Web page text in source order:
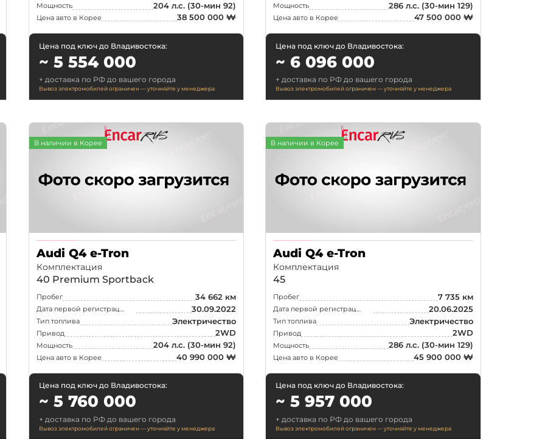
Мощность 204 л.с. (30-мин 92)
Цена авто в Корее 38 500 000 ₩
Цена под ключ до Владивостока:
~ 5 554 000
+ доставка по РФ до вашего города
Вывоз электромобилей ограничен — уточняйте у менеджера
Мощность 286 л.с. (30-мин 129)
Цена авто в Корее 47 500 000 ₩
Цена под ключ до Владивостока:
~ 6 096 000
+ доставка по РФ до вашего города
Вывоз электромобилей ограничен — уточняйте у менеджера
В наличии в Корее
Audi Q4 e-Tron
Комплектация
40 Premium Sportback
Пробег 34 662 км
Дата первой регистрации 30.09.2022
Тип топлива Электричество
Привод 2WD
Мощность 204 л.с. (30-мин 92)
Цена авто в Корее 40 990 000 ₩
Цена под ключ до Владивостока:
~ 5 760 000
+ доставка по РФ до вашего города
Вывоз электромобилей ограничен — уточняйте у менеджера
В наличии в Корее
Audi Q4 e-Tron
Комплектация
45
Пробег 7 735 км
Дата первой регистрации 20.06.2025
Тип топлива Электричество
Привод 2WD
Мощность 286 л.с. (30-мин 129)
Цена авто в Корее 45 900 000 ₩
Цена под ключ до Владивостока:
~ 5 957 000
+ доставка по РФ до вашего города
Вывоз электромобилей ограничен — уточняйте у менеджера